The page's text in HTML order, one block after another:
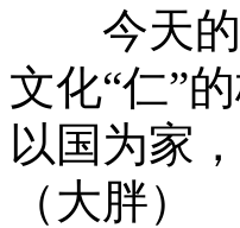
今天的
文化“仁”
以国为家
（大胖）